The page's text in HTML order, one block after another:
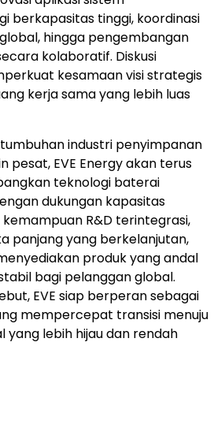
berkapasitas tinggi, koordinasi
hingga pengembangan
kolaboratif. Diskusi
kesamaan visi strategis
kerja sama yang lebih luas
industri penyimpanan
pesat, EVE Energy akan terus
teknologi baterai
dukungan kapasitas
R&D terintegrasi,
panjang yang berkelanjutan,
produk yang andal
bagi pelanggan global.
EVE siap berperan sebagai
mempercepat transisi menuju
yang lebih hijau dan rendah